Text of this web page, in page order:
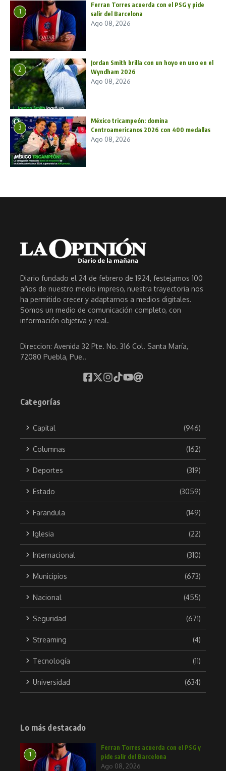
1
Ferran Torres acuerda con el PSG y pide
salir del Barcelona
Ago 08, 2026
2
Jordan Smith brilla con un hoyo en uno en el
Wyndham 2026
Ago 08, 2026
3
México tricampeón: domina
Centroamericanos 2026 con 400 medallas
Ago 08, 2026
Diario fundado el 24 de febrero de 1924, festejamos 100
años de nuestro medio impreso, nuestra trayectoria nos
ha permitido crecer y adaptarnos a medios digitales.
Somos un medio de comunicación completo, con
información objetiva y real.
Direccion: Avenida 32 Pte. No. 316 Col. Santa María,
72080 Puebla, Pue..
Categorías
Capital (946)
Columnas (162)
Deportes (319)
Estado (3059)
Farandula (149)
Iglesia (22)
Internacional (310)
Municipios (673)
Nacional (455)
Seguridad (671)
Streaming (4)
Tecnología (11)
Universidad (634)
Lo más destacado
1
Ferran Torres acuerda con el PSG y
pide salir del Barcelona
Ago 08, 2026